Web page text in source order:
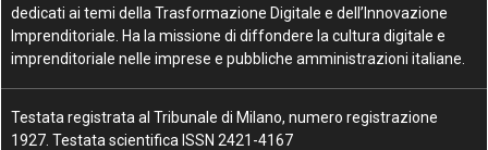
dedicati ai temi della Trasformazione Digitale e dell’Innovazione
Imprenditoriale. Ha la missione di diffondere la cultura digitale e
imprenditoriale nelle imprese e pubbliche amministrazioni italiane.
Testata registrata al Tribunale di Milano, numero registrazione
1927. Testata scientifica ISSN 2421-4167